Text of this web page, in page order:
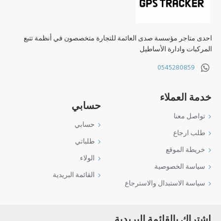
احدى متاجر مؤسسة صدى العائمة للتجارة متخصصون في أنظمة تتبع
المركبات وادارة الأساطيل
0545280859
خدمة العملاء
تواصل معنا
طلب ارجاع
خريطة الموقع
سياسة الخصوصية
سياسة الاستبدال والاسترجاع
حسابي
حسابي
طلباتي
الولاء
القائمة البريدية